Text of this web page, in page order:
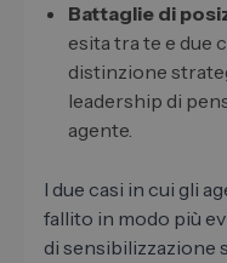
Battaglie di
esita tra te e due
distinzione
leadership di
agente.
I due casi in cui gli
fallito in modo più
di sensibilizzazione